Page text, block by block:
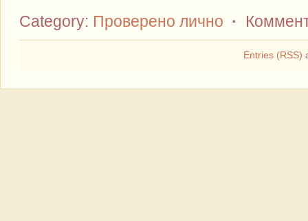
Category: Проверено лично ·
Entries (RSS)